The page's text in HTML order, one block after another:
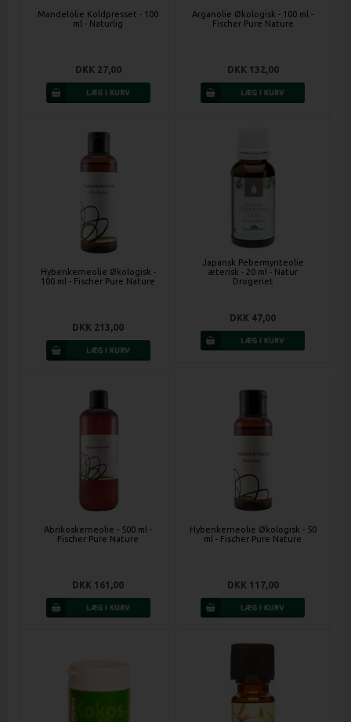
Mandelolie Koldpresset - 100
ml - Naturlig
DKK 27,00
Arganolie Økologisk - 100 ml -
Fischer Pure Nature
DKK 132,00
Hybenkerneolie Økologisk -
100 ml - Fischer Pure Nature
DKK 213,00
Japansk Pebermynteolie
æterisk - 20 ml - Natur
Drogeriet
DKK 47,00
Abrikoskerneolie - 500 ml -
Fischer Pure Nature
DKK 161,00
Hybenkerneolie Økologisk - 50
ml - Fischer Pure Nature
DKK 117,00